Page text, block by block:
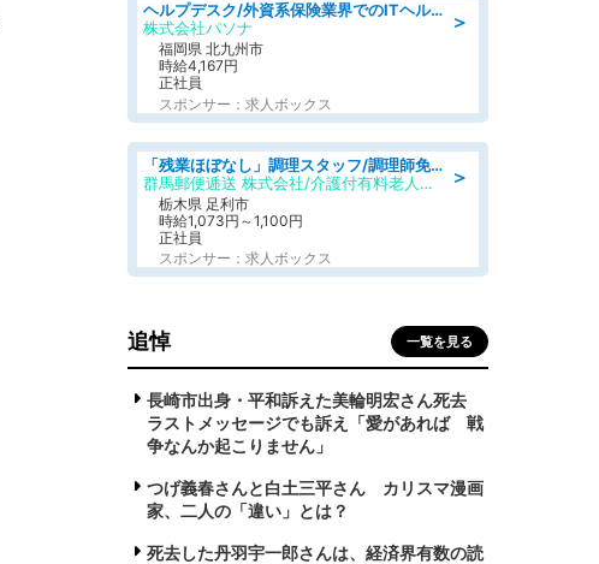
＞
ヘルプデスク/外資系保険業界でのITヘルプデスク業務/駅近/即日勤務可/ヘルプデスク
株式会社パソナ
福岡県 北九州市
時給4,167円
正社員
スポンサー：求人ボックス
＞
「残業ほぼなし」調理スタッフ/調理師免許必須/正職員/日勤のみ/介護付き有料老人ホーム/社会保障完備
群馬郵便逓送 株式会社/介護付有料老人ホーム ふる里
栃木県 足利市
時給1,073円～1,100円
正社員
スポンサー：求人ボックス
追悼 一覧を見る
長崎市出身・平和訴えた美輪明宏さん死去
ラストメッセージでも訴え「愛があれば 戦
争なんか起こりません」
つげ義春さんと白土三平さん カリスマ漫画
家、二人の「違い」とは？
死去した丹羽宇一郎さんは、経済界有数の読